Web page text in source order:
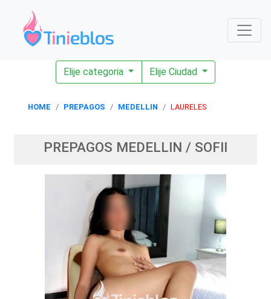
Elije categoria Elije Ciudad
HOME PREPAGOS MEDELLIN LAURELES
PREPAGOS MEDELLIN / SOFII